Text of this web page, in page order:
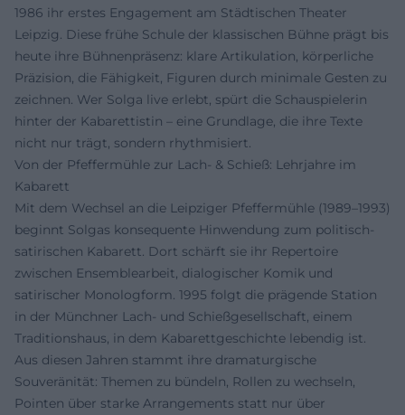
1986 ihr erstes Engagement am Städtischen Theater
Leipzig. Diese frühe Schule der klassischen Bühne prägt bis
heute ihre Bühnenpräsenz: klare Artikulation, körperliche
Präzision, die Fähigkeit, Figuren durch minimale Gesten zu
zeichnen. Wer Solga live erlebt, spürt die Schauspielerin
hinter der Kabarettistin – eine Grundlage, die ihre Texte
nicht nur trägt, sondern rhythmisiert.
Von der Pfeffermühle zur Lach- & Schieß: Lehrjahre im
Kabarett
Mit dem Wechsel an die Leipziger Pfeffermühle (1989–1993)
beginnt Solgas konsequente Hinwendung zum politisch-
satirischen Kabarett. Dort schärft sie ihr Repertoire
zwischen Ensemblearbeit, dialogischer Komik und
satirischer Monologform. 1995 folgt die prägende Station
in der Münchner Lach- und Schießgesellschaft, einem
Traditionshaus, in dem Kabarettgeschichte lebendig ist.
Aus diesen Jahren stammt ihre dramaturgische
Souveränität: Themen zu bündeln, Rollen zu wechseln,
Pointen über starke Arrangements statt nur über